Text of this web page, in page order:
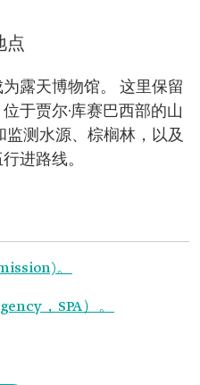
点
露天博物馆。 这里保留
于贾尔·库赛巴西部的山
监测水源、棕榈林，以及
进路线。
。
，SPA）。